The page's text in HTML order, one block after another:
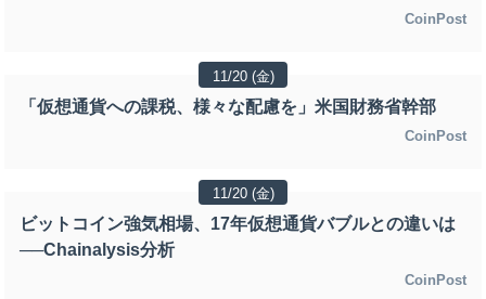
CoinPost
11/20 (金)
「仮想通貨への課税、様々な配慮を」米国財務省幹部
CoinPost
11/20 (金)
ビットコイン強気相場、17年仮想通貨バブルとの違いは
──Chainalysis分析
CoinPost